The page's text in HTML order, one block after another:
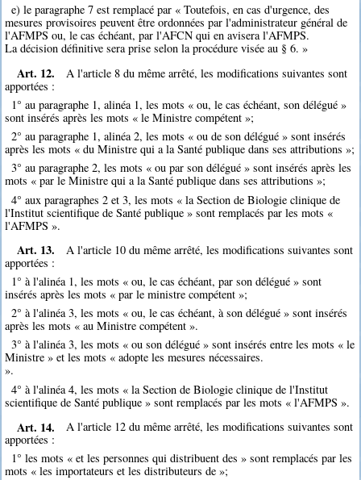
e) le paragraphe 7 est remplacé par « Toutefois, en cas d'urgence, des
mesures provisoires peuvent être ordonnées par l'administrateur général de
l'AFMPS ou, le cas échéant, par l'AFCN qui en avisera l'AFMPS.
La décision définitive sera prise selon la procédure visée au § 6. »
Art. 12.
A l'article 8 du même arrêté, les modifications suivantes sont
apportées :
1° au paragraphe 1, alinéa 1, les mots « ou, le cas échéant, son délégué »
sont insérés après les mots « le Ministre compétent »;
2° au paragraphe 1, alinéa 2, les mots « ou de son délégué » sont insérés
après les mots « du Ministre qui a la Santé publique dans ses attributions »;
3° au paragraphe 2, les mots « ou par son délégué » sont insérés après les
mots « par le Ministre qui a la Santé publique dans ses attributions »;
4° aux paragraphes 2 et 3, les mots « la Section de Biologie clinique de
l'Institut scientifique de Santé publique » sont remplacés par les mots «
l'AFMPS ».
Art. 13.
A l'article 10 du même arrêté, les modifications suivantes sont
apportées :
1° à l'alinéa 1, les mots « ou, le cas échéant, par son délégué » sont
insérés après les mots « par le ministre compétent »;
2° à l'alinéa 3, les mots « ou, le cas échéant, à son délégué » sont insérés
après les mots « au Ministre compétent ».
3° à l'alinéa 3, les mots « ou son délégué » sont insérés entre les mots « le
Ministre » et les mots « adopte les mesures nécessaires.
».
4° à l'alinéa 4, les mots « la Section de Biologie clinique de l'Institut
scientifique de Santé publique » sont remplacés par les mots « l'AFMPS ».
Art. 14.
A l'article 12 du même arrêté, les modifications suivantes sont
apportées :
1° les mots « et les personnes qui distribuent des » sont remplacés par les
mots « les importateurs et les distributeurs de »;